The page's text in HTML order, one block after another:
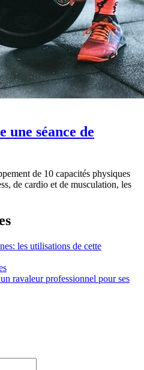
une séance de
de 10 capacités physiques
de cardio et de musculation, les
les utilisations de cette
ravaleur professionnel pour ses